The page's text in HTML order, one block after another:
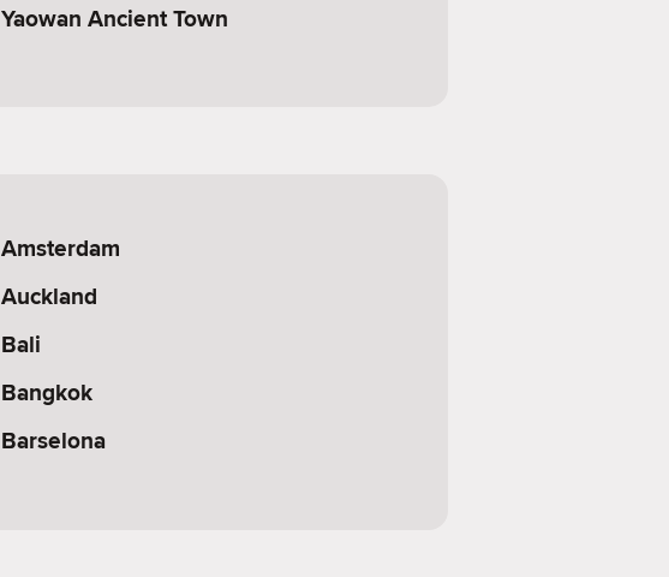
Yaowan Ancient Town
Amsterdam
Auckland
Bali
Bangkok
Barselona